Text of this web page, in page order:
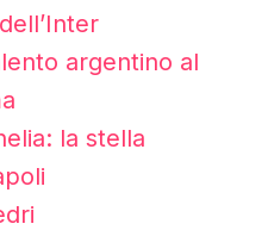
argentino al
la stella